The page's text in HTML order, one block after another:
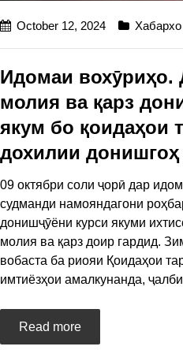
October 12, 2024 Хабархо
Идомаи вохӯриҳо.
молия ва қарз
якум бо қоидаҳои
дохилии
09 октябри соли ҷорӣ дар
судманди намояндагони
донишҷӯёни курси якуми
молия ва қарз доир гардид.
вобаста ба риояи Қоидаҳои
имтиёзҳои амалкунанда,
Read more